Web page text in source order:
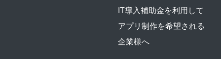
IT導入補助金を利用して
アプリ制作を希望される
企業様へ